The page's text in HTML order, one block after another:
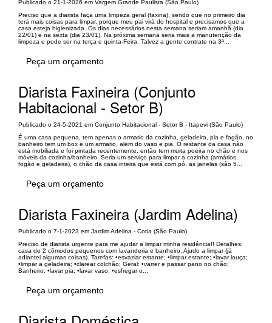
Publicado o 21-1-2026 em Vargem Grande Paulista (São Paulo)
Preciso que a diarista faça uma limpeza geral (faxina), sendo que no primeiro dia
terá mais coisas para limpar, porque meu pai virá do hospital e precisamos que a
casa esteja higienizada. Os dias necessários nesta semana seriam amanhã (dia
22/01) e na sexta (dia 23/01). Na próxima semana seria mais a manutenção da
limpeza e pode ser na terça e quinta-Feira. Talvez a gente contrate na 3ª...
Peça um orçamento
Diarista Faxineira (Conjunto
Habitacional - Setor B)
Publicado o 24-5-2021 em Conjunto Habitacional - Setor B - Itapevi (São Paulo)
É uma casa pequena, tem apenas o armario da cozinha, geladeira, pia e fogão, no
banheiro tem um box e um armario, alem do vaso e pia. O restante da casa não
está mobiliada e foi pintada recentemente, então tem muita poeira no chão e nos
móveis da cozinha/banheiro. Seria um serviço para limpar a cozinha (armários,
fogão e geladeira), o chão da casa inteira que está com pó, as janelas (são 5...
Peça um orçamento
Diarista Faxineira (Jardim Adelina)
Publicado o 7-1-2023 em Jardim Adelina - Cotia (São Paulo)
Preciso de diarista urgente para me ajudar a limpar minha residência!! Detalhes:
casa de 2 cômodos pequenos com lavanderia e banheiro. Ajudo a limpar (já
adiantei algumas coisas). Tarefas: •esvaziar estante; •limpar estante; •lavar louça;
•limpar a geladeira; •clarear colchão; Geral: •varrer e passar pano no chão;
Banheiro: •lavar pia; •lavar vaso; •esfregar o...
Peça um orçamento